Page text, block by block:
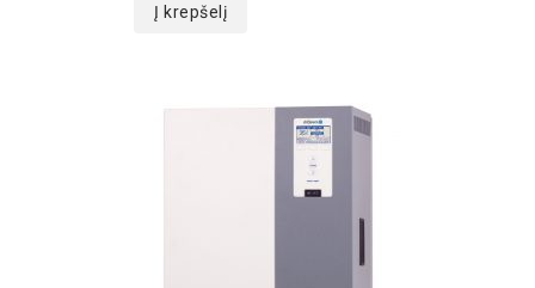
Į krepšelį